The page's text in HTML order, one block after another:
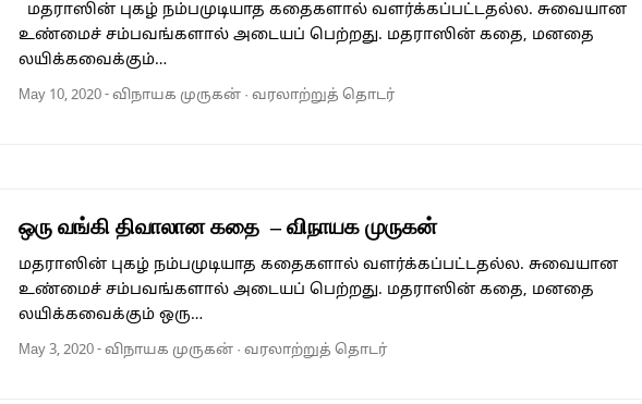
மதராஸின் புகழ் நம்பமுடியாத கதைகளால் வளர்க்கப்பட்டதல்ல. சுவையான
உண்மைச் சம்பவங்களால் அடையப் பெற்றது. மதராஸின் கதை, மனதை
லயிக்கவைக்கும்…
May 10, 2020-விநாயக முருகன் ·வரலாற்றுத் தொடர்
ஒரு வங்கி திவாலான கதை – விநாயக முருகன்
மதராஸின் புகழ் நம்பமுடியாத கதைகளால் வளர்க்கப்பட்டதல்ல. சுவையான
உண்மைச் சம்பவங்களால் அடையப் பெற்றது. மதராஸின் கதை, மனதை
லயிக்கவைக்கும் ஒரு…
May 3, 2020-விநாயக முருகன் ·வரலாற்றுத் தொடர்